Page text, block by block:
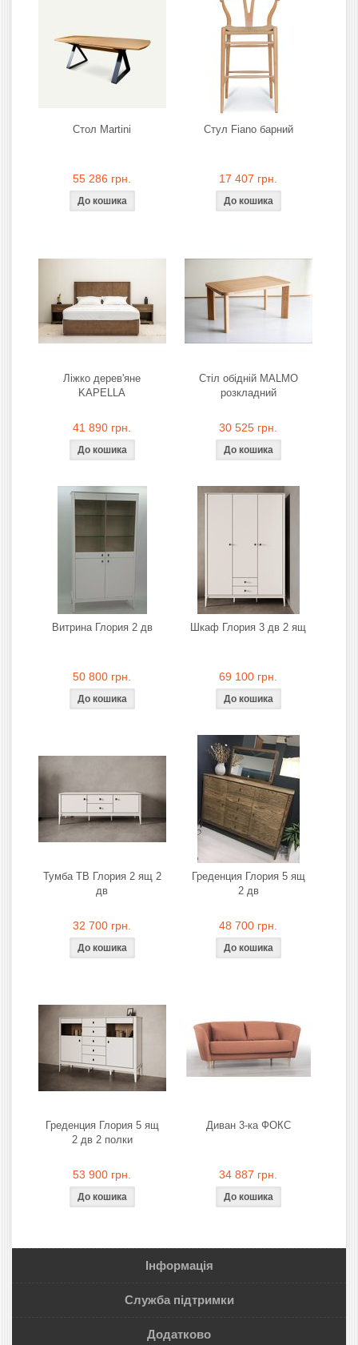
Стол Martini
55 286 грн.
Стул Fiano барний
17 407 грн.
Ліжко дерев'яне
KAPELLA
41 890 грн.
Стіл обідній MALMO
розкладний
30 525 грн.
Витрина Глория 2 дв
50 800 грн.
Шкаф Глория 3 дв 2 ящ
69 100 грн.
Тумба ТВ Глория 2 ящ 2
дв
32 700 грн.
Греденция Глория 5 ящ
2 дв
48 700 грн.
Греденция Глория 5 ящ
2 дв 2 полки
53 900 грн.
Диван 3-ка ФОКС
34 887 грн.
Інформація
Служба підтримки
Додатково